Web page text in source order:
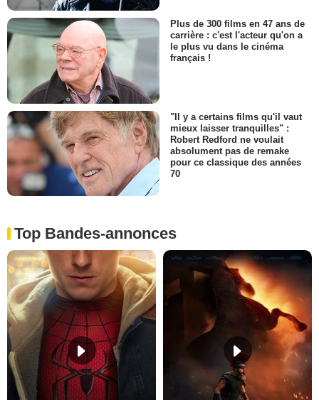
Plus de 300 films en 47 ans de
carrière : c'est l'acteur qu'on a
le plus vu dans le cinéma
français !
"Il y a certains films qu'il vaut
mieux laisser tranquilles" :
Robert Redford ne voulait
absolument pas de remake
pour ce classique des années
70
Top Bandes-annonces